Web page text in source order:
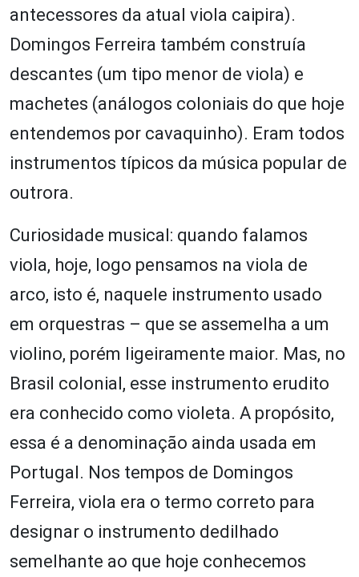
antecessores da atual viola caipira).
Domingos Ferreira também construía
descantes (um tipo menor de viola) e
machetes (análogos coloniais do que hoje
entendemos por cavaquinho). Eram todos
instrumentos típicos da música popular de
outrora.
Curiosidade musical: quando falamos
viola, hoje, logo pensamos na viola de
arco, isto é, naquele instrumento usado
em orquestras – que se assemelha a um
violino, porém ligeiramente maior. Mas, no
Brasil colonial, esse instrumento erudito
era conhecido como violeta. A propósito,
essa é a denominação ainda usada em
Portugal. Nos tempos de Domingos
Ferreira, viola era o termo correto para
designar o instrumento dedilhado
semelhante ao que hoje conhecemos